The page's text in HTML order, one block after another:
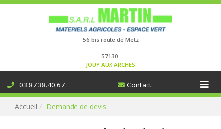
Connexion
56 bis route de Metz
57130
JOUY AUX ARCHES
03.87.38.40.67 Contact
la
Accueil Demande de devis